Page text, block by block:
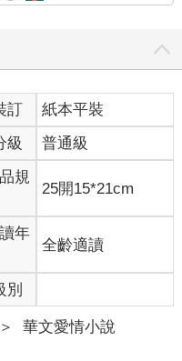
雙胞胎姊妹站在走廊朝我
皺起眉頭，看著百花和百
校校花，還有我這可愛的
美女，穿上古裝配上她們
。
些瞪大眼睛。
記這件事情？」百合些些
訂
紙本平裝
級 普通級
規
25開15*21cm
年
全齡適讀
別
＞ 華文愛情小說